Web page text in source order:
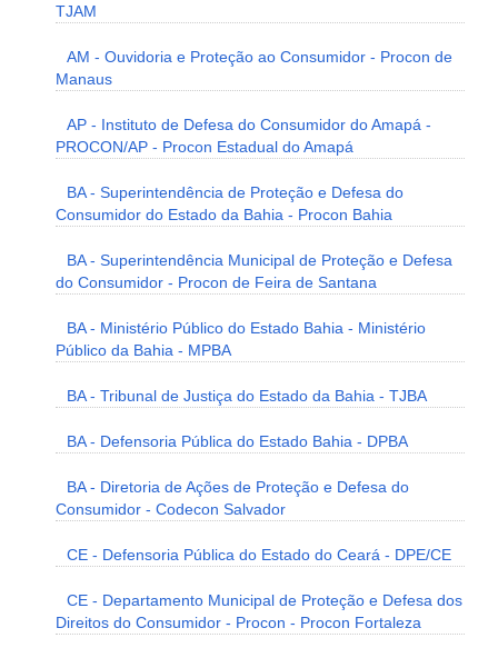
TJAM
AM - Ouvidoria e Proteção ao Consumidor - Procon de
Manaus
AP - Instituto de Defesa do Consumidor do Amapá -
PROCON/AP - Procon Estadual do Amapá
BA - Superintendência de Proteção e Defesa do
Consumidor do Estado da Bahia - Procon Bahia
BA - Superintendência Municipal de Proteção e Defesa
do Consumidor - Procon de Feira de Santana
BA - Ministério Público do Estado Bahia - Ministério
Público da Bahia - MPBA
BA - Tribunal de Justiça do Estado da Bahia - TJBA
BA - Defensoria Pública do Estado Bahia - DPBA
BA - Diretoria de Ações de Proteção e Defesa do
Consumidor - Codecon Salvador
CE - Defensoria Pública do Estado do Ceará - DPE/CE
CE - Departamento Municipal de Proteção e Defesa dos
Direitos do Consumidor - Procon - Procon Fortaleza